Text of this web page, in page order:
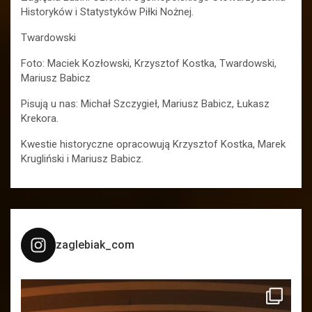
Historyków i Statystyków Piłki Nożnej.
Twardowski
Foto: Maciek Kozłowski, Krzysztof Kostka, Twardowski,
Mariusz Babicz
Pisują u nas: Michał Szczygieł, Mariusz Babicz, Łukasz
Krekora.
Kwestie historyczne opracowują Krzysztof Kostka, Marek
Krugliński i Mariusz Babicz.
zaglebiak_com